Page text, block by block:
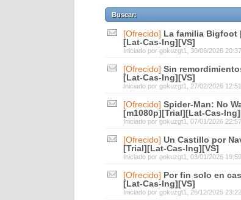
Buscar:
[Ofrecido] La familia Bigfoot
[Lat-Cas-Ing][VS]
Iniciado por gokuzgt1 , 30/06/2026 20:37
[Ofrecido] Sin
[Lat-Cas-Ing][VS]
Iniciado por gokuzgt1 , 27/02/2026 12:51
[Ofrecido] Spider-Man: No
[m1080p][Trial][Lat-Cas-
Iniciado por gokuzgt1 , 07/01/2026 22:57
[Ofrecido] Un Castillo por
[Trial][Lat-Cas-Ing][VS]
Iniciado por gokuzgt1 , 03/01/2026 19:59
[Ofrecido] Por fin solo en
[Lat-Cas-Ing][VS]
Iniciado por gokuzgt1 , 26/12/2025 23:22